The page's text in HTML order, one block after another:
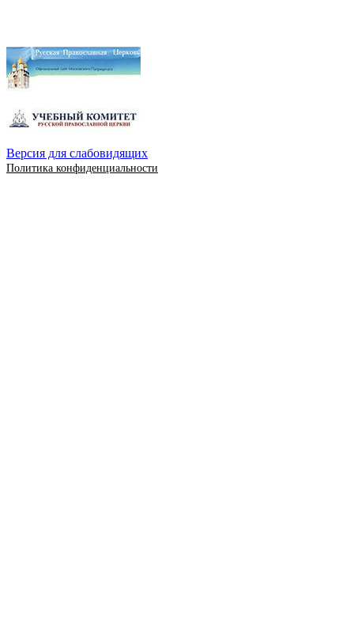
Версия для слабовидящих
Политика конфиденциальности